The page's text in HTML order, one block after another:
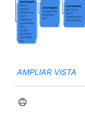
AMPLIAR VISTA